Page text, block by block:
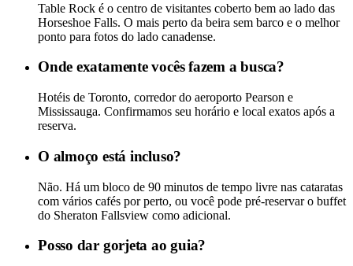
Table Rock é o centro de visitantes coberto bem ao lado das
Horseshoe Falls. O mais perto da beira sem barco e o melhor
ponto para fotos do lado canadense.
Onde exatamente vocês fazem a busca?
Hotéis de Toronto, corredor do aeroporto Pearson e
Mississauga. Confirmamos seu horário e local exatos após a
reserva.
O almoço está incluso?
Não. Há um bloco de 90 minutos de tempo livre nas cataratas
com vários cafés por perto, ou você pode pré-reservar o buffet
do Sheraton Fallsview como adicional.
Posso dar gorjeta ao guia?